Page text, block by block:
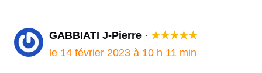
GABBIATI J-Pierre · ★★★★★
le 14 février 2023 à 10 h 11 min